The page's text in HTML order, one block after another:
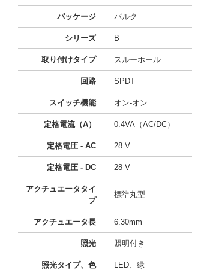
パッケージ バルク
シリーズ B
取り付けタイプ スルーホール
回路 SPDT
スイッチ機能 オン-オン
定格電流（A） 0.4VA（AC/DC）
定格電圧 - AC 28 V
定格電圧 - DC 28 V
アクチュエータタイ
プ
標準丸型
アクチュエータ長 6.30mm
照光 照明付き
照光タイプ、色 LED、緑